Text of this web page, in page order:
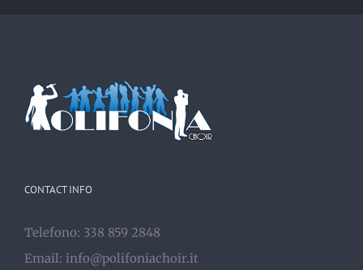
CONTACT INFO
Telefono: 338 859 2848
Email: info@polifoniachoir.it